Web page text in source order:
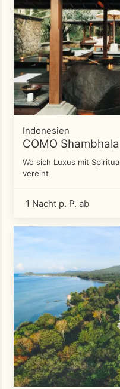
Indonesien
COMO
Wo sich Luxus mit
vereint
1 Nacht p. P. ab